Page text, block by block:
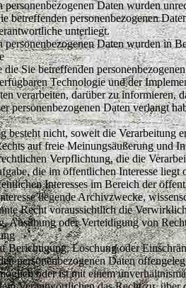
Daten wurden
betreffenden personenbezogenen
unterliegt.
personenbezogenen Daten wurden in
Sie betreffenden
Technologie und der
verarbeiten, darüber zu
personenbezogenen Daten verlangt
besteht nicht, soweit die Verarbeitung
auf freie Meinungsäußerung und
Verpflichtung, die die
die im öffentlichen Interesse
Interesses im Bereich der
liegende Archivzwecke,
Recht voraussichtlich die
Ausübung oder Verteidigung von
Berichtigung, Löschung oder
personenbezogenen Daten
oder ist mit einem